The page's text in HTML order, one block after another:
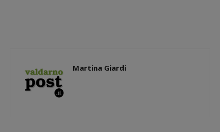
Martina Giardi